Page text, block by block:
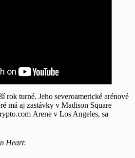
rok turné. Jeho severoamerické arénové
má aj zastávky v Madison Square
Arene v Los Angeles, sa
Heart: